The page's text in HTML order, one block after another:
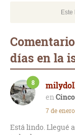
días en la
8
7 de
Está lindo. Llegué